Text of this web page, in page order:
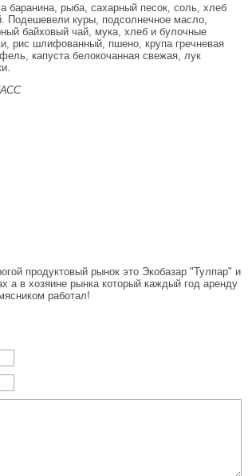
баранина, рыба, сахарный песок, соль, хлеб
Подешевели куры, подсолнечное масло,
байховый чай, мука, хлеб и булочные
рис шлифованный, пшено, крупа гречневая
капуста белокочанная свежая, лук
продуктовый рынок это Экобазар "Тулпар" и
а в хозяине рынка который каждый год аренду
работал!